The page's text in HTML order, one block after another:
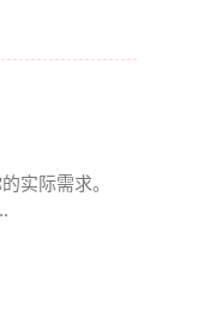
实际需求。